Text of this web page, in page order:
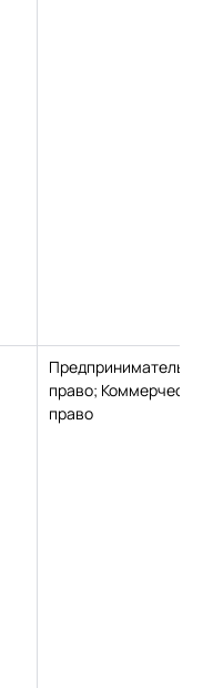
право; Коммерческое
право